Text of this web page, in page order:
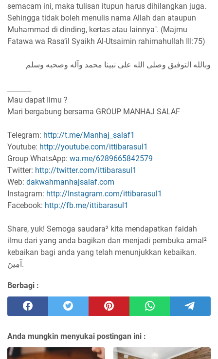
semacam ini, maka tulisan itupun harus dihilangkan juga.
Sehingga tidak boleh menulis nama Allah dan ataupun
Muhammad di dinding, kertas atau lainnya". (Majmu
Fatawa wa Rasa’il Syaikh Al-Utsaimin rahimahullah III:75)
وبالله التوفيق وصلى الله على نبينا محمد وآله وصحبه وسلم
Mau dapat Ilmu ?
Mari bergabung bersama GROUP MANHAJ SALAF
Telegram: http://t.me/Manhaj_salaf1
Youtube: http://youtube.com/ittibarasul1
Group WhatsApp: wa.me/6289665842579
Twitter: http://twitter.com/ittibarasul1
Web: dakwahmanhajsalaf.com
Instagram: http://Instagram.com/ittibarasul1
Facebook: http://fb.me/ittibarasul1
Share, yuk! Semoga saudara² kita mendapatkan faidah
ilmu dari yang anda bagikan dan menjadi pembuka amal²
kebaikan bagi anda yang telah menunjukkan kebaikan.
آمِينَ.
Berbagi :
Anda mungkin menyukai postingan ini :